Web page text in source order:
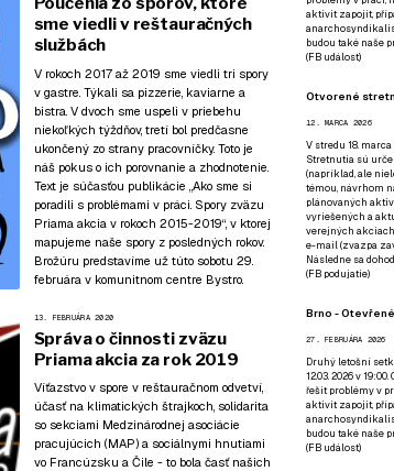
sme viedli v reštauračných
službách
V rokoch 2017 až 2019 sme viedli tri spory
v gastre. Týkali sa pizzerie, kaviarne a
bistra. V dvoch sme uspeli v priebehu
niekoľkých týždňov, tretí bol predčasne
ukončený zo strany pracovníčky. Toto je
náš pokus o ich porovnanie a zhodnotenie.
Text je súčasťou publikácie „Ako sme si
poradili s problémami v práci. Spory zväzu
Priama akcia v rokoch 2015-2019“, v ktorej
mapujeme naše spory z posledných rokov.
Brožúru predstavíme už túto sobotu 29.
februára v komunitnom centre Bystro.
13. FEBRUÁRA 2020
Správa o činnosti zväzu
Priama akcia za rok 2019
Víťazstvo v spore v reštauračnom odvetví,
účasť na klimatických štrajkoch, solidarita
so sekciami Medzinárodnej asociácie
pracujúcich (MAP) a sociálnymi hnutiami
vo Francúzsku a Čile - to bola časť našich
aktivit zapojit,
budou také naše
(FB událost)
Otvorené
12. MARCA 2026
V stredu 18.
Stretnutia sú
(napríklad, ale
témou, návrhom
plánovaných
vyriešených a
verejných
e-mail (zvazpa
Následne sa
(FB podujatie)
Brno -
27. FEBRUÁRA 2026
Druhý letošní
12.03. 2026 v
řešit problémy v
aktivit zapojit,
budou také naše
(FB událost)